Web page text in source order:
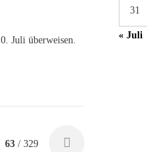
Juli überweisen.
63 / 329
31
« Juli